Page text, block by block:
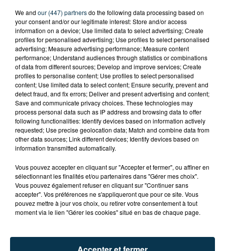
TITRES DIFFUSÉS
20h08
20h08 20h06
20h06
We and our (447) partnersdo the following data processing based on
your consent and/or our legitimate interest: Store and/or access
information on a device; Use limited data to select advertising; Create
profiles for personalised advertising; Use profiles to select personalised
advertising; Measure advertising performance; Measure content
performance; Understand audiences through statistics or combinations
of data from different sources; Develop and improve services; Create
profiles to personalise content; Use profiles to select personalised
content; Use limited data to select content; Ensure security, prevent and
detect fraud, and fix errors; Deliver and present advertising and content;
Save and communicate privacy choices. These technologies may
process personal data such as IP address and browsing data to offer
following functionalities: Identify devices based on information actively
requested; Use precise geolocation data; Match and combine data from
other data sources; Link different devices; Identify devices based on
information transmitted automatically.
Vous pouvez accepter en cliquant sur "Accepter et fermer", ou affiner en
sélectionnant les finalités et/ou partenaires dans "Gérer mes choix".
Vous pouvez également refuser en cliquant sur "Continuer sans
accepter". Vos préférences ne s'appliqueront que pour ce site. Vous
pouvez mettre à jour vos choix, ou retirer votre consentement à tout
moment via le lien "Gérer les cookies" situé en bas de chaque page.